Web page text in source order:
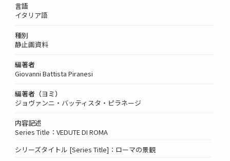
言語
イタリア語
種別
静止画資料
編著者
Giovanni Battista Piranesi
編著者（ヨミ）
ジョヴァンニ・バッティスタ・ピラネージ
内容記述
Series Title：VEDUTE DI ROMA
シリーズタイトル [Series Title]：ローマの景観